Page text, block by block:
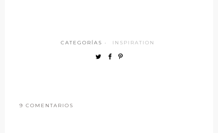
CATEGORÍAS · INSPIRATION
9 COMENTARIOS